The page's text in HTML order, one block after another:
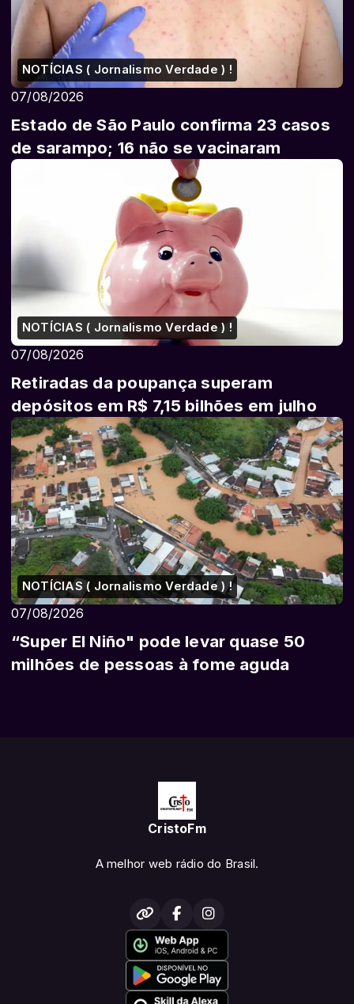
NOTÍCIAS ( Jornalismo Verdade ) !
07/08/2026
Estado de São Paulo confirma 23 casos
de sarampo; 16 não se vacinaram
NOTÍCIAS ( Jornalismo Verdade ) !
07/08/2026
Retiradas da poupança superam
depósitos em R$ 7,15 bilhões em julho
NOTÍCIAS ( Jornalismo Verdade ) !
07/08/2026
“Super El Niño" pode levar quase 50
milhões de pessoas à fome aguda
CristoFm
A melhor web rádio do Brasil.